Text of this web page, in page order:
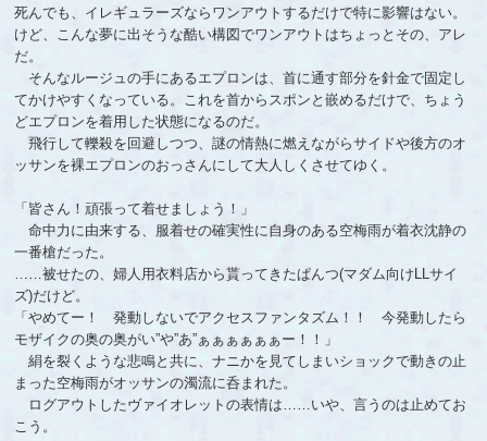
死んでも、イレギュラーズならワンアウトするだけで特に影響はない。
けど、こんな夢に出そうな酷い構図でワンアウトはちょっとその、アレ
だ。
そんなルージュの手にあるエプロンは、首に通す部分を針金で固定し
てかけやすくなっている。これを首からスポンと嵌めるだけで、ちょう
どエプロンを着用した状態になるのだ。
飛行して轢殺を回避しつつ、謎の情熱に燃えながらサイドや後方のオ
ッサンを裸エプロンのおっさんにして大人しくさせてゆく。
「皆さん！頑張って着せましょう！」
命中力に由来する、服着せの確実性に自身のある空梅雨が着衣沈静の
一番槍だった。
……被せたの、婦人用衣料店から貰ってきたぱんつ(マダム向けLLサイ
ズ)だけど。
「やめてー！ 発動しないでアクセスファンタズム！！ 今発動したら
モザイクの奥の奥がい”や”あ”ぁぁぁぁぁぁー！！」
絹を裂くような悲鳴と共に、ナニかを見てしまいショックで動きの止
まった空梅雨がオッサンの濁流に呑まれた。
ログアウトしたヴァイオレットの表情は……いや、言うのは止めてお
こう。